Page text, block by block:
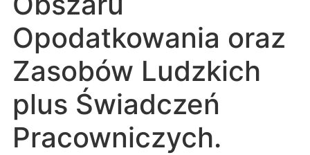
Opodatkowania oraz
Zasobów Ludzkich
plus Świadczeń
Pracowniczych.